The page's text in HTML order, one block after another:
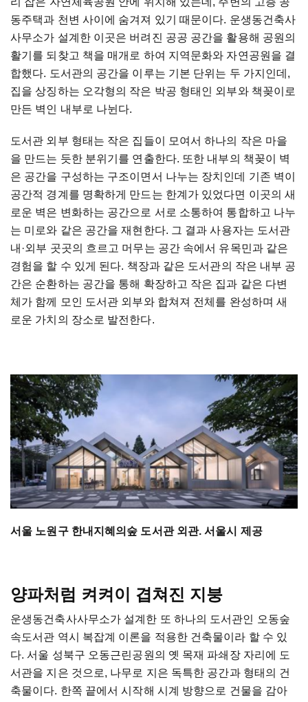
동주택과 천변 사이에 숨겨져 있기 때문이다. 운생동건축사
사무소가 설계한 이곳은 버려진 공공 공간을 활용해 공원의
활기를 되찾고 책을 매개로 하여 지역문화와 자연공원을 결
합했다. 도서관의 공간을 이루는 기본 단위는 두 가지인데,
집을 상징하는 오각형의 작은 박공 형태인 외부와 책꽂이로
만든 벽인 내부로 나뉜다.
도서관 외부 형태는 작은 집들이 모여서 하나의 작은 마을
을 만드는 듯한 분위기를 연출한다. 또한 내부의 책꽂이 벽
은 공간을 구성하는 구조이면서 나누는 장치인데 기존 벽이
공간적 경계를 명확하게 만드는 한계가 있었다면 이곳의 새
로운 벽은 변화하는 공간으로 서로 소통하여 통합하고 나누
는 미로와 같은 공간을 재현한다. 그 결과 사용자는 도서관
내·외부 곳곳의 흐르고 머무는 공간 속에서 유목민과 같은
경험을 할 수 있게 된다. 책장과 같은 도서관의 작은 내부 공
간은 순환하는 공간을 통해 확장하고 작은 집과 같은 다변
체가 함께 모인 도서관 외부와 합쳐져 전체를 완성하며 새
로운 가치의 장소로 발전한다.
서울 노원구 한내지혜의숲 도서관 외관. 서울시 제공
양파처럼 켜켜이 겹쳐진 지붕
운생동건축사사무소가 설계한 또 하나의 도서관인 오동숲
속도서관 역시 복잡계 이론을 적용한 건축물이라 할 수 있
다. 서울 성북구 오동근린공원의 옛 목재 파쇄장 자리에 도
서관을 지은 것으로, 나무로 지은 독특한 공간과 형태의 건
축물이다. 한쪽 끝에서 시작해 시계 방향으로 건물을 감아